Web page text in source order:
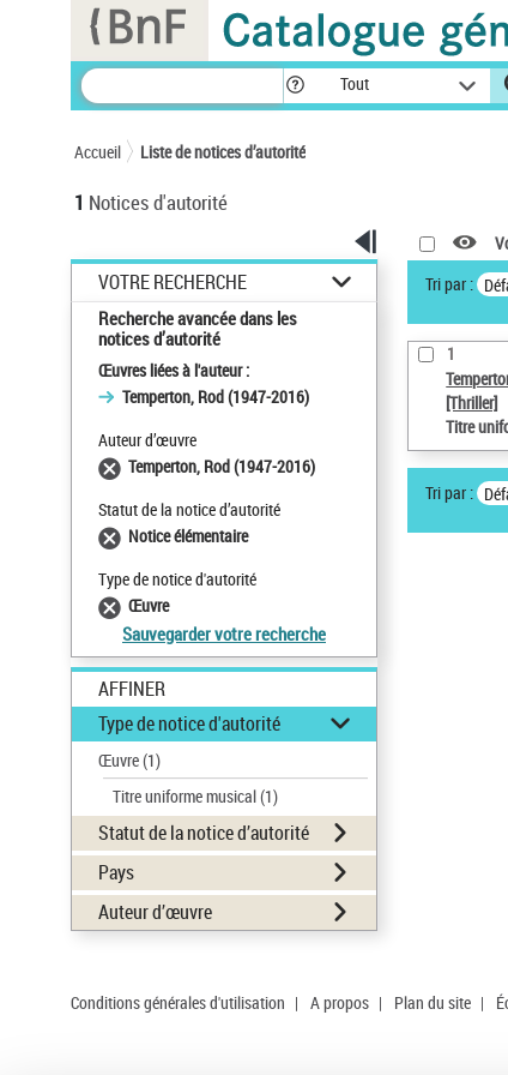
Tout
Accueil Liste de notices d’autorité
1 Notices d'autorité
VOTRE RECHERCHE
Recherche avancée dans les
notices d’autorité
Œuvres liées à l'auteur :
Temperton, Rod (1947-2016)
Auteur d’œuvre
Temperton, Rod (1947-2016)
Statut de la notice d’autorité
Notice élémentaire
Type de notice d'autorité
Œuvre
Sauvegarder votre recherche
AFFINER
Type de notice d'autorité
Œuvre(1)
Titre uniforme musical(1)
Statut de la notice d’autorité
Pays
Auteur d’œuvre
Tri par :
1
[Thriller]
Titre
Tri par :
Conditions générales d'utilisation | A propos | Plan du site |
Panneau de gestion des cookies